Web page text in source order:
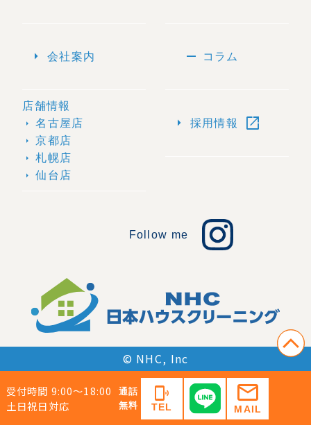
受付時間 9:00〜18:00
土日祝日対応
通話
無料
phonelink_ring
TEL
mail
MAIL
arrow_right 会社案内
店舗情報
arrow_right 名古屋店
arrow_right 京都店
arrow_right 札幌店
arrow_right 仙台店
remove コラム
arrow_right 採用情報 open_in_new
Follow me
© NHC, Inc